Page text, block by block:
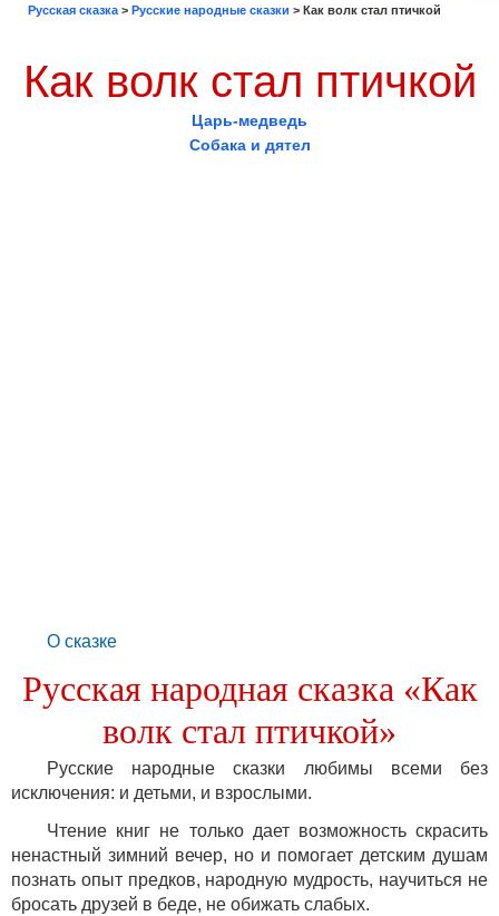
Русская сказка > Русские народные сказки > Как волк стал птичкой
Как волк стал птичкой
Царь-медведь
Собака и дятел
О сказке
Русская народная сказка «Как
волк стал птичкой»
Русские народные сказки любимы всеми без
исключения: и детьми, и взрослыми.
Чтение книг не только дает возможность скрасить
ненастный зимний вечер, но и помогает детским душам
познать опыт предков, народную мудрость, научиться не
бросать друзей в беде, не обижать слабых.